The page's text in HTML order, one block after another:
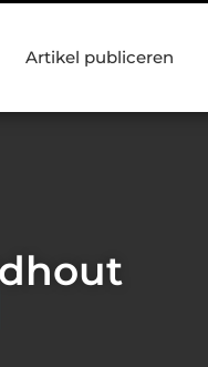
Artikel publiceren